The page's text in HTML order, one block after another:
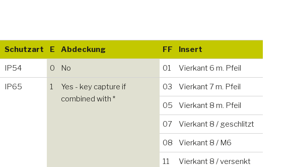
Schutzart
IP54
IP65
E Abdeckung
0 No
1
Yes - key capture if
combined with *
FF Insert
01 Vierkant 6 m. Pfeil
03 Vierkant 7 m. Pfeil
05 Vierkant 8 m. Pfeil
07 Vierkant 8 / geschlitzt
08 Vierkant 8 / M6
11 Vierkant 8 / versenkt